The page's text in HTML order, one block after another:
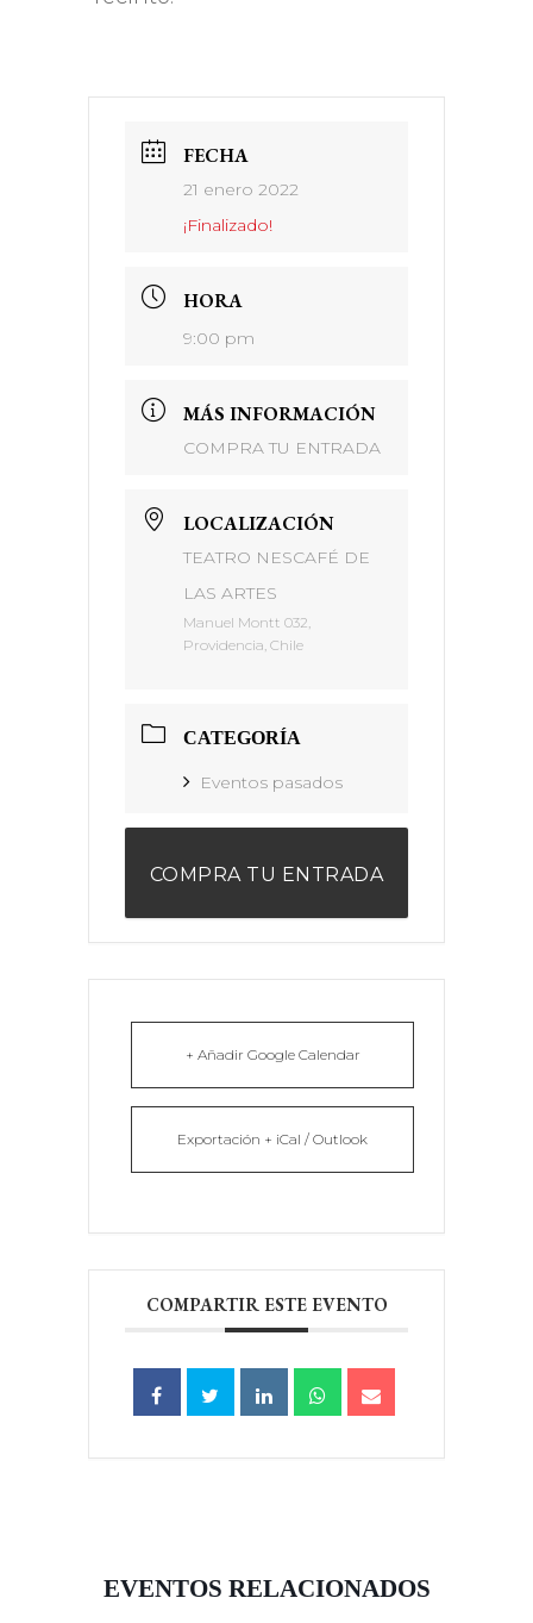
FECHA
21 enero 2022
¡Finalizado!
HORA
9:00 pm
MÁS INFORMACIÓN
COMPRA TU ENTRADA
LOCALIZACIÓN
TEATRO NESCAFÉ DE
LAS ARTES
Manuel Montt 032,
Providencia, Chile
CATEGORÍA
Eventos pasados
COMPRA TU ENTRADA
+ Añadir Google Calendar
Exportación + iCal / Outlook
COMPARTIR ESTE EVENTO
EVENTOS RELACIONADOS